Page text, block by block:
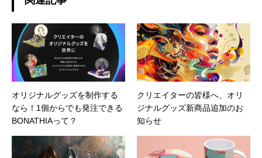
オリジナルグッズを制作する
なら！1個からでも発注できる
BONATHIAって？
クリエイターの皆様へ、オリ
ジナルグッズ新商品追加のお
知らせ